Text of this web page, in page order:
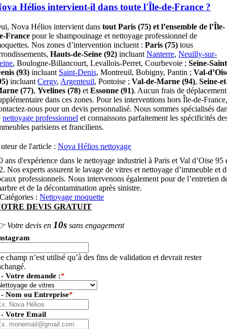
Hélios intervient-il dans toute l'Île-de-France ?
Nova Hélios intervient danstout Paris (75) et l’ensemble de l’Île-
France pour le shampouinage et nettoyage professionnel de
Nos zones d’intervention incluent :Paris (75) tous
Hauts-de-Seine (92) incluantNanterre,Neuilly-sur-
, Boulogne-Billancourt, Levallois-Perret, Courbevoie ;Seine-
(93) incluant Saint-Denis, Montreuil, Bobigny, Pantin ;Val-
incluantCergy, Argenteuil, Pontoise ;Val-de-Marne (94),Seine-
(77),Yvelines (78) etEssonne (91). Aucun frais de déplacement
dans ces zones. Pour les interventions hors Île-de-
nous pour un devis personnalisé. Nous sommes spécialisés
nettoyage professionnel et connaissons parfaitement les spécificités
parisiens et franciliens.
de l'article :Nova Hélios nettoyage
ans d'expérience dans le nettoyage industriel à Paris et Val d’Oise 95
Nos experts assurent le lavage de vitres et nettoyage d’immeuble et
professionnels. Nous intervenons également pour de l’entretien
et de la décontamination après sinistre.
Catégories :Nettoyage moquette
DEVIS GRATUIT
Votre devis en 10s sans engagement
champ n’est utilisé qu’à des fins de validation et devrait rester
- Votre demande :*
- Nom ou Entreprise*
- Votre Email